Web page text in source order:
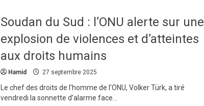
combler
un
vide
dangereux
la
gouvernance
de
l’IA
Soudan du Sud : l’ONU alerte sur une
explosion de violences et d’atteintes
aux droits humains
Hamid 27 septembre 2025
Le chef des droits de l’homme de l’ONU, Volker Türk, a tiré
vendredi la sonnette d’alarme face...